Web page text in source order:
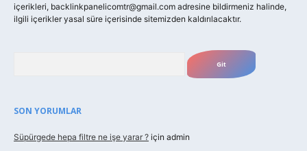
içerikleri, backlinkpanelicomtr@gmail.com adresine bildirmeniz halinde,
ilgili içerikler yasal süre içerisinde sitemizden kaldırılacaktır.
SON YORUMLAR
Süpürgede hepa filtre ne işe yarar ? için admin